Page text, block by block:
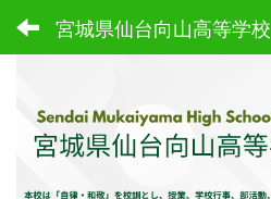
宮城県仙台向山高等学校